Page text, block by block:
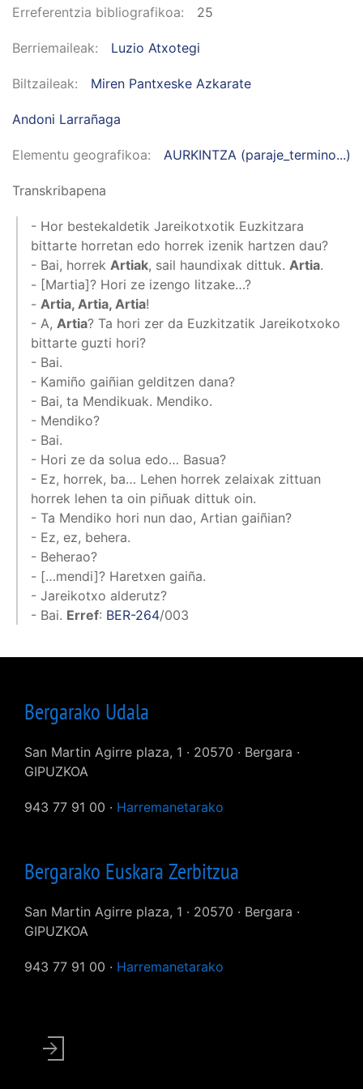
Erreferentzia bibliografikoa 25
Berriemaileak Luzio Atxotegi
Biltzaileak Miren Pantxeske Azkarate
Andoni Larrañaga
Elementu geografikoa AURKINTZA (paraje_termino...)
Transkribapena
- Hor bestekaldetik Jareikotxotik Euzkitzara
bittarte horretan edo horrek izenik hartzen dau?
- Bai, horrek Artiak, sail haundixak dittuk. Artia.
- [Martia]? Hori ze izengo litzake…?
- Artia, Artia, Artia!
- A, Artia? Ta hori zer da Euzkitzatik Jareikotxoko
bittarte guzti hori?
- Bai.
- Kamiño gaiñian gelditzen dana?
- Bai, ta Mendikuak. Mendiko.
- Mendiko?
- Bai.
- Hori ze da solua edo… Basua?
- Ez, horrek, ba… Lehen horrek zelaixak zittuan
horrek lehen ta oin piñuak dittuk oin.
- Ta Mendiko hori nun dao, Artian gaiñian?
- Ez, ez, behera.
- Beherao?
- […mendi]? Haretxen gaiña.
- Jareikotxo alderutz?
- Bai. Erref: BER-264/003
Bergarako Udala
San Martin Agirre plaza, 1 · 20570 · Bergara ·
GIPUZKOA
943 77 91 00 · Harremanetarako
Bergarako Euskara Zerbitzua
San Martin Agirre plaza, 1 · 20570 · Bergara ·
GIPUZKOA
943 77 91 00 · Harremanetarako
User
account